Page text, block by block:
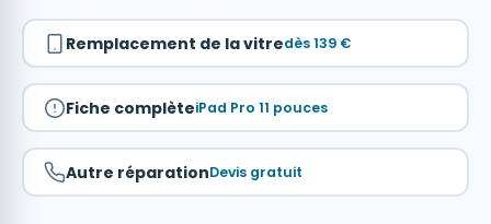
Remplacement de la vitredès 139 €
Fiche complèteiPad Pro 11 pouces
Autre réparationDevis gratuit